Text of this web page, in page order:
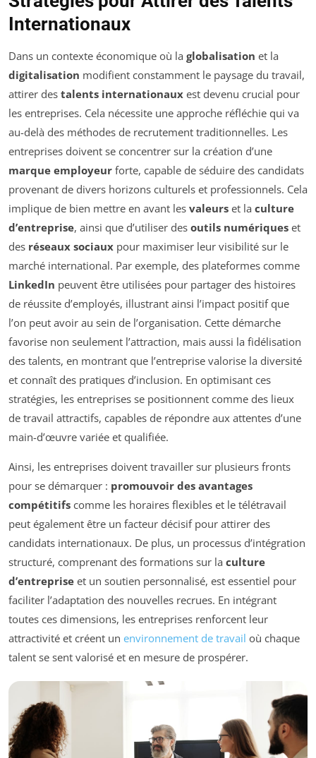
Internationaux
Dans un contexte économique où la globalisation et la
digitalisation modifient constamment le paysage du travail,
attirer des talents internationaux est devenu crucial pour
les entreprises. Cela nécessite une approche réfléchie qui va
au-delà des méthodes de recrutement traditionnelles. Les
entreprises doivent se concentrer sur la création d’une
marque employeur forte, capable de séduire des candidats
provenant de divers horizons culturels et professionnels. Cela
implique de bien mettre en avant les valeurs et la culture
d’entreprise, ainsi que d’utiliser des outils numériques et
des réseaux sociaux pour maximiser leur visibilité sur le
marché international. Par exemple, des plateformes comme
LinkedIn peuvent être utilisées pour partager des histoires
de réussite d’employés, illustrant ainsi l’impact positif que
l’on peut avoir au sein de l’organisation. Cette démarche
favorise non seulement l’attraction, mais aussi la fidélisation
des talents, en montrant que l’entreprise valorise la diversité
et connaît des pratiques d’inclusion. En optimisant ces
stratégies, les entreprises se positionnent comme des lieux
de travail attractifs, capables de répondre aux attentes d’une
main-d’œuvre variée et qualifiée.
Ainsi, les entreprises doivent travailler sur plusieurs fronts
pour se démarquer : promouvoir des avantages
compétitifs comme les horaires flexibles et le télétravail
peut également être un facteur décisif pour attirer des
candidats internationaux. De plus, un processus d’intégration
structuré, comprenant des formations sur la culture
d’entreprise et un soutien personnalisé, est essentiel pour
faciliter l’adaptation des nouvelles recrues. En intégrant
toutes ces dimensions, les entreprises renforcent leur
attractivité et créent un environnement de travail où chaque
talent se sent valorisé et en mesure de prospérer.